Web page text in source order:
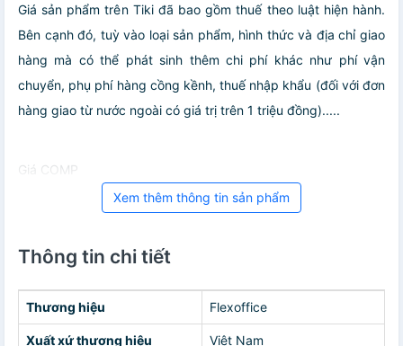
Giá sản phẩm trên Tiki đã bao gồm thuế theo luật hiện hành.
Bên cạnh đó, tuỳ vào loại sản phẩm, hình thức và địa chỉ giao
hàng mà có thể phát sinh thêm chi phí khác như phí vận
chuyển, phụ phí hàng cồng kềnh, thuế nhập khẩu (đối với đơn
hàng giao từ nước ngoài có giá trị trên 1 triệu đồng).....
Giá COMP
Xem thêm thông tin sản phẩm
Thông tin chi tiết
Thương hiệu Flexoffice
Xuất xứ thương hiệu Việt Nam